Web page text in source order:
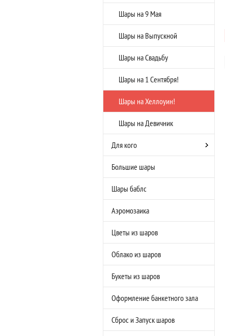
Шары на 9 Мая
Шары на Выпускной
Шары на Свадьбу
Шары на 1 Сентября!
Шары на Хеллоуин!
Шары на Девичник
Для кого
Большие шары
Шары баблс
Аэромозаика
Цветы из шаров
Облако из шаров
Букеты из шаров
Оформление банкетного зала
Сброс и Запуск шаров